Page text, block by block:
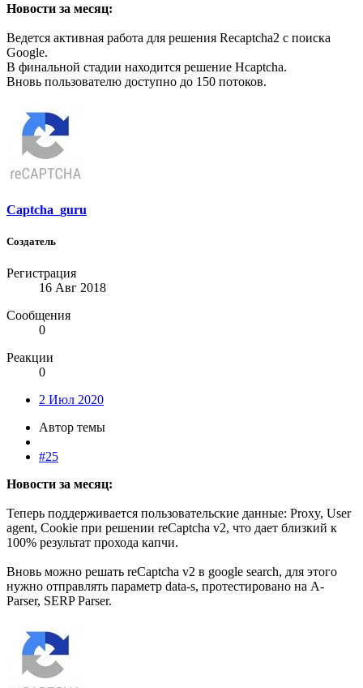
Новости за месяц:
Ведется активная работа для решения Recaptcha2 с поиска
Google.
В финальной стадии находится решение Hcaptcha.
Вновь пользователю доступно до 150 потоков.
Captcha_guru
Создатель
Регистрация
16 Авг 2018
Сообщения
0
Реакции
0
2 Июл 2020
Автор темы
#25
Новости за месяц:
Теперь поддерживается пользовательские данные: Proxy, User
agent, Сookie при решении reСaptcha v2, что дает близкий к
100% результат прохода капчи.
Вновь можно решать reСaptcha v2 в google search, для этого
нужно отправлять параметр data-s, протестировано на A-
Parser, SERP Parser.